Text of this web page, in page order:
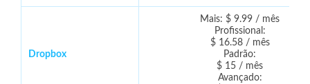
Dropbox
Mais: $ 9.99 / mês
Profissional:
$ 16.58 / mês
Padrão:
$ 15 / mês
Avançado: